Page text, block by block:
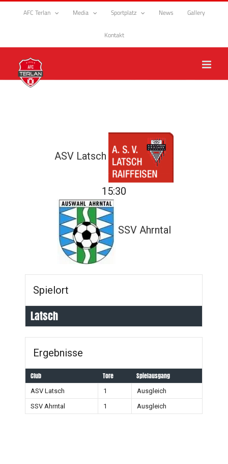
Zum
AFC Terlan Media Sportplatz News Gallery
Kontakt
ASV Latsch
15:30
SSV Ahrntal
Spielort
Latsch
Ergebnisse
Club Tore Spielausgang
ASV Latsch 1
Ausgleich
SSV Ahrntal
1 Ausgleich